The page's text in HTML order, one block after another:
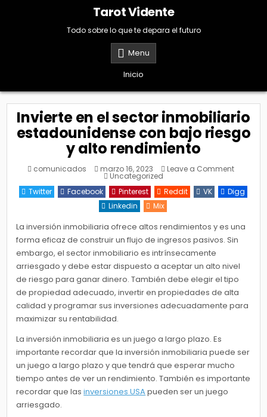
Tarot Vidente
Todo sobre lo que te depara el futuro
Menu
Inicio
Invierte en el sector inmobiliario
estadounidense con bajo riesgo
y alto rendimiento
comunicados marzo 16, 2023 Leave a Commenton
el
sector
bajo
riesgo
y
Posted
Uncategorized
Twitter
Facebook Pinterest Reddit VK
Digg
Linkedin
Mix
La inversión inmobiliaria ofrece altos rendimientos y es una
forma eficaz de construir un flujo de ingresos pasivos. Sin
embargo, el sector inmobiliario es intrínsecamente
arriesgado y debe estar dispuesto a aceptar un alto nivel
de riesgo para ganar dinero. También debe elegir el tipo
de propiedad adecuado, invertir en propiedades de alta
calidad y programar sus inversiones adecuadamente para
maximizar su rentabilidad.
La inversión inmobiliaria es un juego a largo plazo. Es
importante recordar que la inversión inmobiliaria puede ser
un juego a largo plazo y que tendrá que esperar mucho
tiempo antes de ver un rendimiento. También es importante
recordar que lasinversiones USApueden ser un juego
arriesgado.